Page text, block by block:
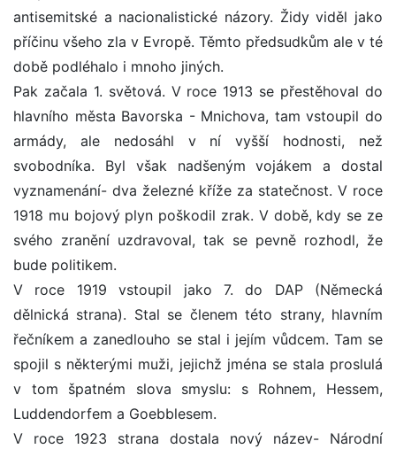
antisemitské a nacionalistické názory. Židy viděl jako
příčinu všeho zla v Evropě. Těmto předsudkům ale v té
době podléhalo i mnoho jiných.
Pak začala 1. světová. V roce 1913 se přestěhoval do
hlavního města Bavorska - Mnichova, tam vstoupil do
armády, ale nedosáhl v ní vyšší hodnosti, než
svobodníka. Byl však nadšeným vojákem a dostal
vyznamenání- dva železné kříže za statečnost. V roce
1918 mu bojový plyn poškodil zrak. V době, kdy se ze
svého zranění uzdravoval, tak se pevně rozhodl, že
bude politikem.
V roce 1919 vstoupil jako 7. do DAP (Německá
dělnická strana). Stal se členem této strany, hlavním
řečníkem a zanedlouho se stal i jejím vůdcem. Tam se
spojil s některými muži, jejichž jména se stala proslulá
v tom špatném slova smyslu: s Rohnem, Hessem,
Luddendorfem a Goebblesem.
V roce 1923 strana dostala nový název- Národní